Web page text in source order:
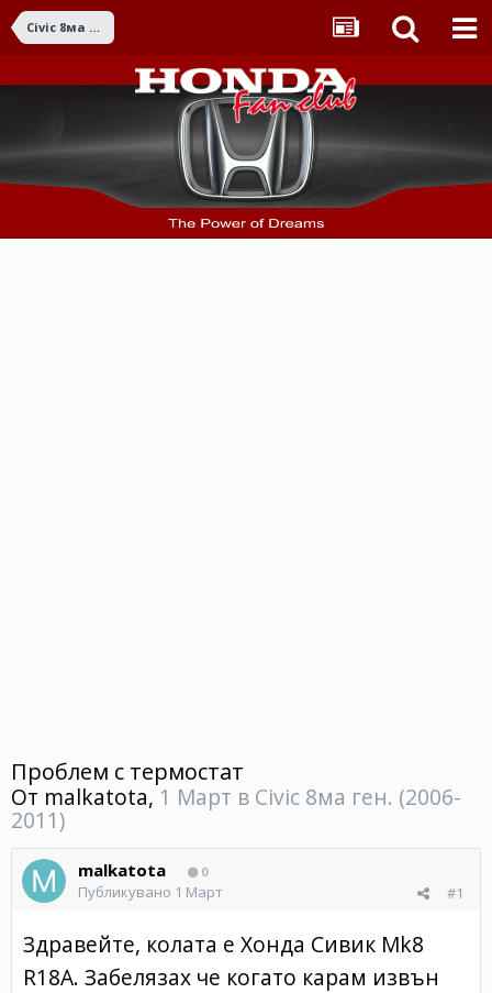
Civic 8ма ген. (2006-2011)
Проблем с термостат
От malkatota, 1 Март в Civic 8ма ген. (2006-
2011)
malkatota 0
#1
Публикувано 1 Март
Здравейте, колата е Хонда Сивик Mk8
R18A. Забелязах че когато карам извън